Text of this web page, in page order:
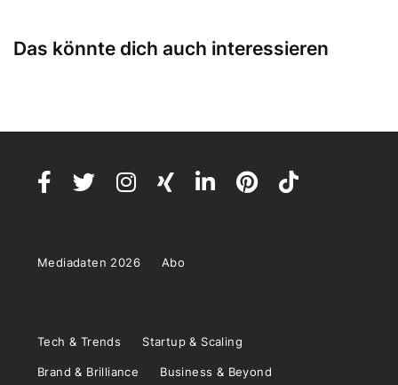
Das könnte dich auch interessieren
Mediadaten 2026 Abo
Tech & Trends Startup & Scaling
Brand & Brilliance Business & Beyond